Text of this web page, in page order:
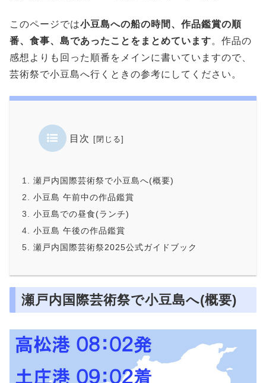
このページでは小豆島への船の時間、作品鑑賞の順
番、食事、島であったことをまとめています。作品の
感想よりも回った順番をメインに書いていますので、
芸術祭で小豆島へ行くときの参考にしてください。
目次
瀬戸内国際芸術祭で小豆島へ(概要)
小豆島 午前中の作品鑑賞
小豆島での昼食(ランチ)
小豆島 午後の作品鑑賞
瀬戸内国際芸術祭2025公式ガイドブック
瀬戸内国際芸術祭で小豆島へ(概要)